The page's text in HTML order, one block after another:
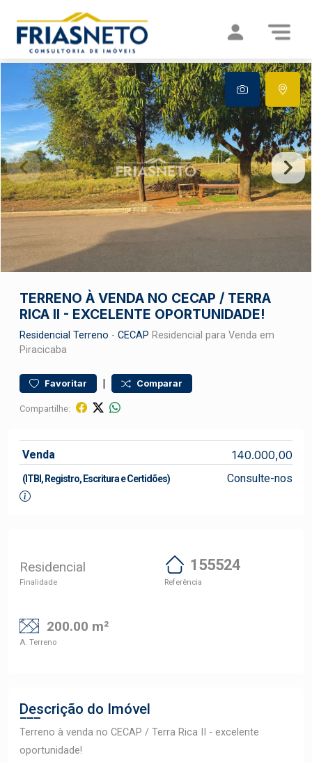
TERRENO À VENDA NO CECAP / TERRA
RICA II - EXCELENTE OPORTUNIDADE!
Residencial Terreno - CECAP Residencial para Venda em
Piracicaba
Favoritar | Comparar
Compartilhe:
Venda 140.000,00
(ITBI, Registro, Escritura e Certidões) Consulte-nos
Residencial
Finalidade
155524
Referência
200.00 m²
A. Terreno
Descrição do Imóvel
Terreno à venda no CECAP / Terra Rica II - excelente
oportunidade!